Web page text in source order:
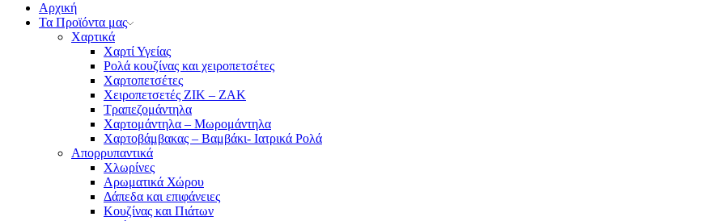
Αρχική
Τα Προϊόντα μας
Χαρτικά
Χαρτί Υγείας
Ρολά κουζίνας και χειροπετσέτες
Χαρτοπετσέτες
Χειροπετσετές ΖΙΚ – ΖΑΚ
Τραπεζομάντηλα
Χαρτομάντηλα – Μωρομάντηλα
Χαρτοβάμβακας – Βαμβάκι- Ιατρικά Ρολά
Απορρυπαντικά
Χλωρίνες
Αρωματικά Χώρου
Δάπεδα και επιφάνειες
Κουζίνας και Πιάτων